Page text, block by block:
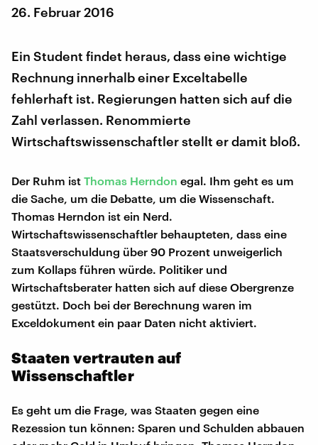
26. Februar 2016
Ein Student findet heraus, dass eine wichtige
Rechnung innerhalb einer Exceltabelle
fehlerhaft ist. Regierungen hatten sich auf die
Zahl verlassen. Renommierte
Wirtschaftswissenschaftler stellt er damit bloß.
Der Ruhm ist Thomas Herndon egal. Ihm geht es um
die Sache, um die Debatte, um die Wissenschaft.
Thomas Herndon ist ein Nerd.
Wirtschaftswissenschaftler behaupteten, dass eine
Staatsverschuldung über 90 Prozent unweigerlich
zum Kollaps führen würde. Politiker und
Wirtschaftsberater hatten sich auf diese Obergrenze
gestützt. Doch bei der Berechnung waren im
Exceldokument ein paar Daten nicht aktiviert.
Staaten vertrauten auf
Wissenschaftler
Es geht um die Frage, was Staaten gegen eine
Rezession tun können: Sparen und Schulden abbauen